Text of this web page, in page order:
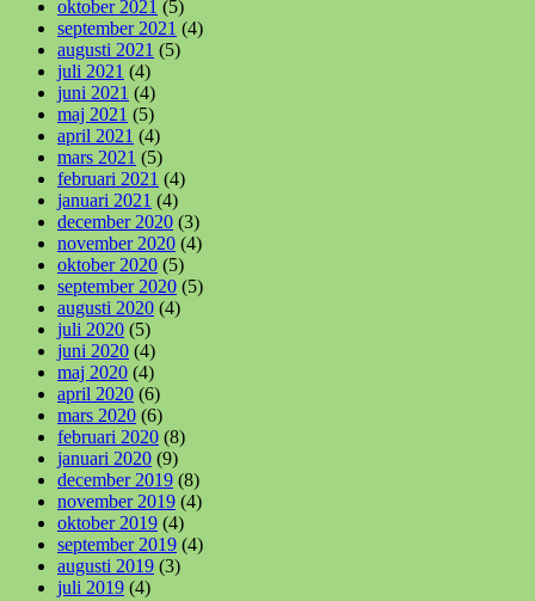
oktober 2021 (5)
september 2021 (4)
augusti 2021 (5)
juli 2021 (4)
juni 2021 (4)
maj 2021 (5)
april 2021 (4)
mars 2021 (5)
februari 2021 (4)
januari 2021 (4)
december 2020 (3)
november 2020 (4)
oktober 2020 (5)
september 2020 (5)
augusti 2020 (4)
juli 2020 (5)
juni 2020 (4)
maj 2020 (4)
april 2020 (6)
mars 2020 (6)
februari 2020 (8)
januari 2020 (9)
december 2019 (8)
november 2019 (4)
oktober 2019 (4)
september 2019 (4)
augusti 2019 (3)
juli 2019 (4)